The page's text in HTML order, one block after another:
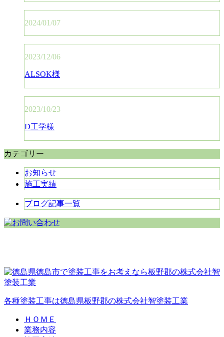
2024/01/07
2023/12/06
ALSOK様
2023/10/23
D工学様
カテゴリー
お知らせ
施工実績
ブログ記事一覧
各種塗装工事は徳島県板野郡の株式会社智塗装工業
ＨＯＭＥ
業務内容